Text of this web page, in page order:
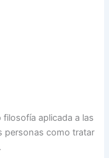
aplicada a las
personas como tratar